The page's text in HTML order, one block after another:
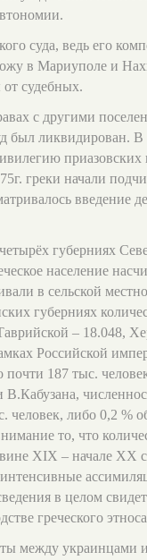
суда, ведь его
в Мариуполе и
судебных.
с другими
был ликвидирован. В
приазовских
греки начали
введение
губерниях
население
в сельской
губерниях
– 18.048,
Российской
187 тыс.
человек, либо 0,2 %
то, что
ХIХ – начале ХХ
в целом
греческого
между украинцами